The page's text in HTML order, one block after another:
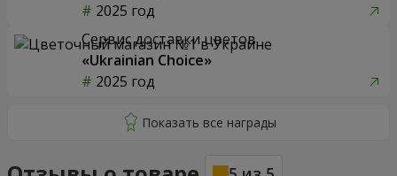
2025 год
Сервис доставки цветов
«Ukrainian Choice»
2025 год